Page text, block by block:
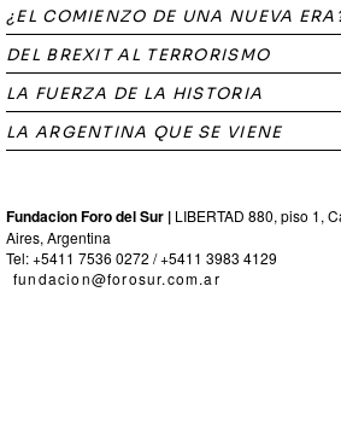
¿EL COMIENZO DE UNA NUEVA
DEL BREXIT AL TERRORISMO
LA FUERZA DE LA HISTORIA
LA ARGENTINA QUE SE VIENE
Fundacion Foro del Sur | LIBERTAD 880, piso 1,
Aires, Argentina
Tel: +5411 7536 0272 / +5411 3983 4129
fundacion@forosur.com.ar